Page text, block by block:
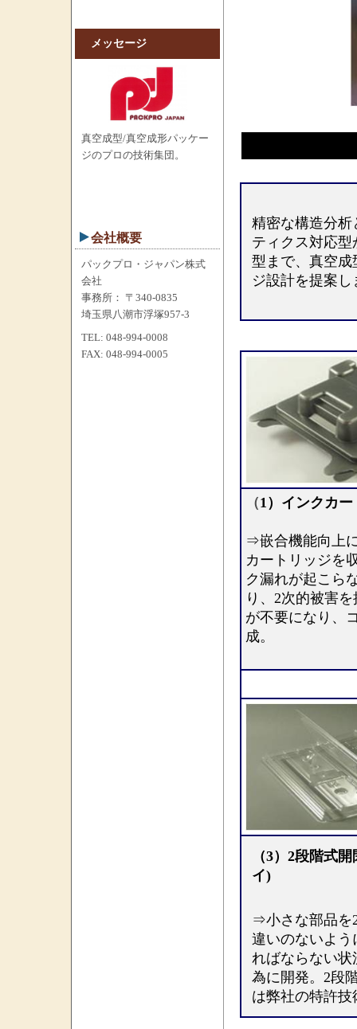
メッセージ
真空成型/真空成形パッケー
ジのプロの技術集団。
会社概要
パックプロ・ジャパン株式
会社
事務所： 〒340-0835
埼玉県八潮市浮塚957-3
TEL: 048-994-0008
FAX: 048-994-0005
精密な構造分
ティクス対応
型まで、真空
ジ設計を提案し
（1）インクカ
⇒嵌合機能向上
カートリッジを
ク漏れが起こら
り、2次的被害
が不要になり、
成。
（3）2段階式
イ)
⇒小さな部品を
違いのないよう
ればならない状
為に開発。2段
は弊社の特許技